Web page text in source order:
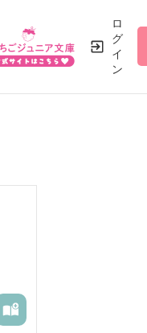
ロ
グ
イ
ン